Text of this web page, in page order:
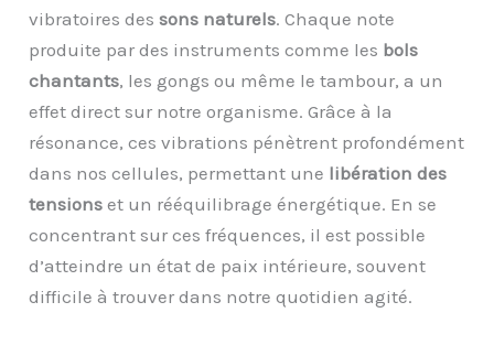
vibratoires dessons naturels. Chaque note
produite par des instruments comme les bols
chantants, les gongs ou même le tambour, a un
effet direct sur notre organisme. Grâce à la
résonance, ces vibrations pénètrent profondément
dans nos cellules, permettant une libération des
tensions et un rééquilibrage énergétique. En se
concentrant sur ces fréquences, il est possible
d’atteindre un état de paix intérieure, souvent
difficile à trouver dans notre quotidien agité.